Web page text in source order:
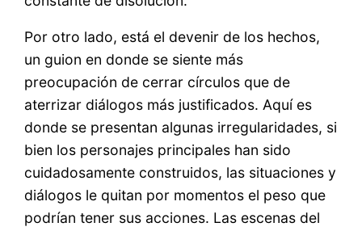
Por otro lado, está el devenir de los hechos,
un guion en donde se siente más
preocupación de cerrar círculos que de
aterrizar diálogos más justificados. Aquí es
donde se presentan algunas irregularidades, si
bien los personajes principales han sido
cuidadosamente construidos, las situaciones y
diálogos le quitan por momentos el peso que
podrían tener sus acciones. Las escenas del